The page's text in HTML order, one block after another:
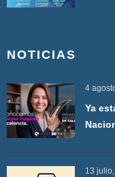
NOTICIAS
4
Ya
13